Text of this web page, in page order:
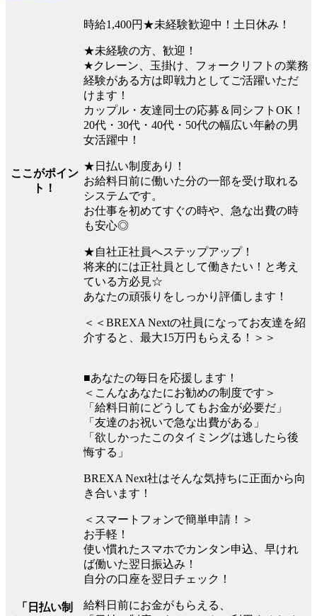
ここがポイン
ト！
時給1,400円★未経験歓迎中！土日休み！
★未経験の方、歓迎！
★クレーン、玉掛け、フォークリフトの業務
経験がある方は即戦力としてご活躍いただ
けます！
カップル・友達同士の応募＆同シフトOK！
20代・30代・40代・50代の幅広い年齢の男
女活躍中！
★日払い制度あり！
お給料日前に働いた分の一部を受け取れる
システムです。
お仕事を初めてすぐの時や、急な出費の時
も安心◎
★自社正社員へステップアップ！
将来的には正社員として働きたい！と考え
ている方必見☆
あなたの頑張りをしっかり評価します！
＜＜BREXA Nextの社員になってお友達を紹
介すると、最大15万円もらえる！＞＞
「日払い制
■あなたの毎日を応援します！
＜こんなあなたにお勧めの制度です＞
「給料日前にどうしてもお金が必要だ」
「友達のお祝いで急な出費がある」
「欲しかったこのタイミングは逃したら後
悔する」
BREXA Next社はそんな気持ちに正面から向
き合います！
＜スマートフォンで簡単申請！＞
お手軽！
使い慣れたスマホでカンタン申込、早けれ
ば働いた翌日振込み！
自分の口座を翌日チェック！
給料日前にお金がもらえる、